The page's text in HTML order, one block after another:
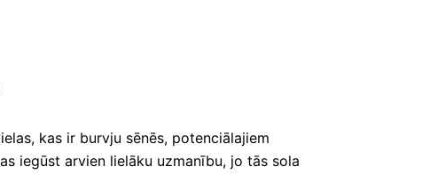
kas ir burvju sēnēs, potenciālajiem
iegūst arvien lielāku uzmanību, jo tās sola